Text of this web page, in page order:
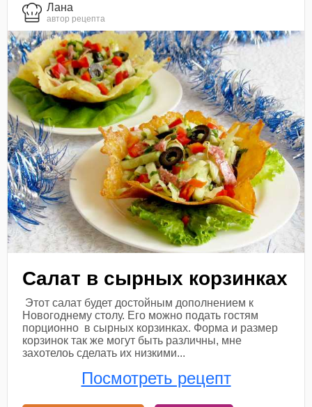
Лана
автор рецепта
Салат в сырных корзинках
Этот салат будет достойным дополнением к
Новогоднему столу. Его можно подать гостям
порционно в сырных корзинках. Форма и размер
корзинок так же могут быть различны, мне
захотелоь сделать их низкими...
Посмотреть рецепт